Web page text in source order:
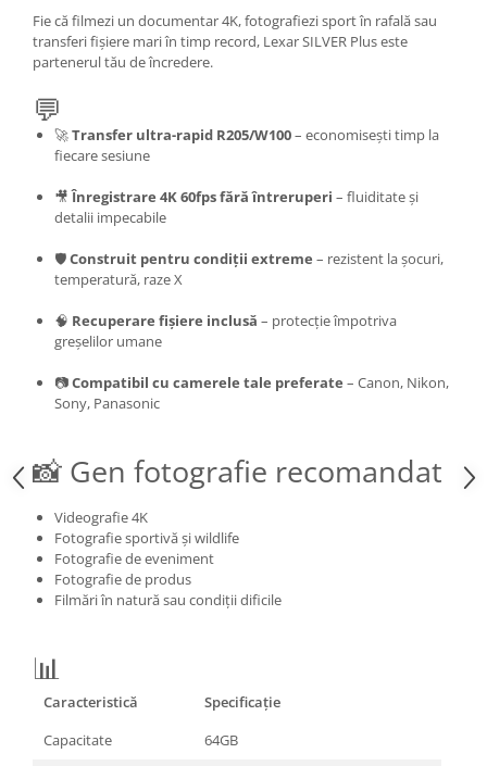
Fie că filmezi un documentar 4K, fotografiezi sport în rafală sau
transferi fișiere mari în timp record, Lexar SILVER Plus este
partenerul tău de încredere.
💬
🚀Transfer ultra-rapid R205/W100– economisești timp la
fiecare sesiune
🎥Înregistrare 4K 60fps fără întreruperi – fluiditate și
detalii impecabile
🛡️Construit pentru condiții extreme – rezistent la șocuri,
temperatură, raze X
🧠 Recuperare fișiere inclusă – protecție împotriva
greșelilor umane
📷Compatibil cu camerele tale preferate – Canon, Nikon,
Sony, Panasonic
📸 Gen fotografie recomandat
Videografie 4K
Fotografie sportivă și wildlife
Fotografie de eveniment
Fotografie de produs
Filmări în natură sau condiții dificile
📊
Caracteristică
Specificație
Capacitate
64GB